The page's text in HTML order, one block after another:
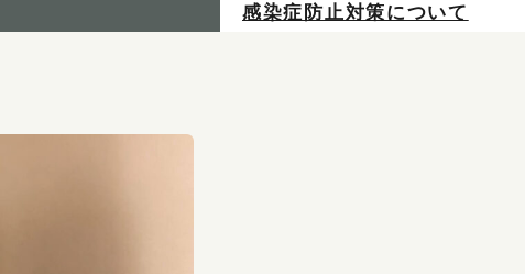
感染症防止対策について